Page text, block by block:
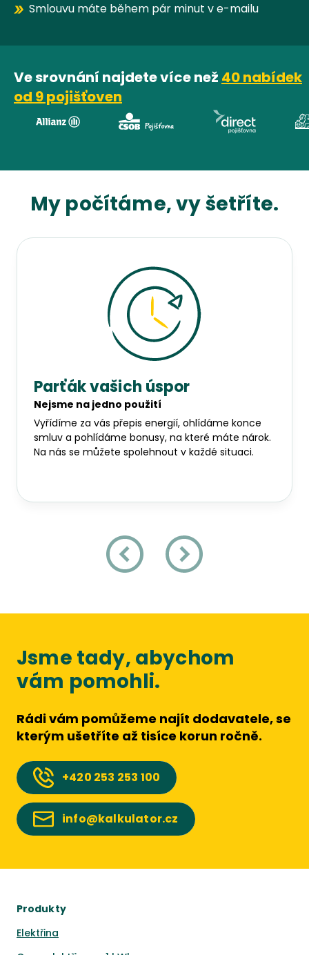
Smlouvu máte během pár minut v e-mailu
Ve srovnání najdete více než 40nabídek
od 9pojišťoven
Allianz ČSOB Pojišťovnadirect
My počítáme, vy šetříte.
Parťák vašich úspor
Nejsme na jedno použití
Vyřídíme za vás přepis energií, ohlídáme konce
smluv a pohlídáme bonusy, na které máte nárok.
Na nás se můžete spolehnout v každé situaci.
Zpět Vpřed
Jsme tady, abychom
vám pomohli.
Rádi vám pomůžeme najít dodavatele, se
kterým ušetříte až tisíce korun ročně.
+420 253 253 100
info@kalkulator.cz
Produkty
Elektřina